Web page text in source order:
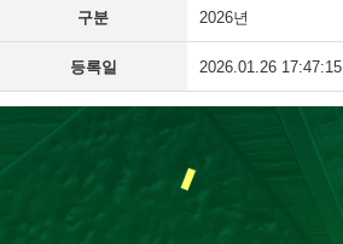
구분 2026년
등록일 2026.01.26 17:47:15